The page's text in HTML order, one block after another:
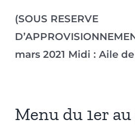
(SOUS RESERVE
mars 2021 Midi : Aile de
Menu du 1er